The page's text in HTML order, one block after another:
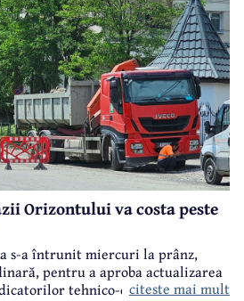
Orizontului va costa peste
s-a întrunit miercuri la prânz,
pentru a aproba actualizarea
tehnico-economici și a
citeste mai mult